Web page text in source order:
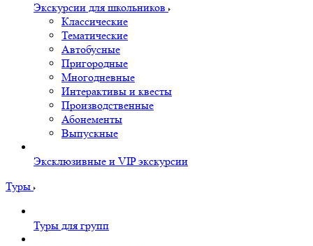
Экскурсии для школьников
Классические
Тематические
Автобусные
Пригородные
Многодневные
Интерактивы и квесты
Производственные
Абонементы
Выпускные
Эксклюзивные и VIP экскурсии
Туры
Туры для групп